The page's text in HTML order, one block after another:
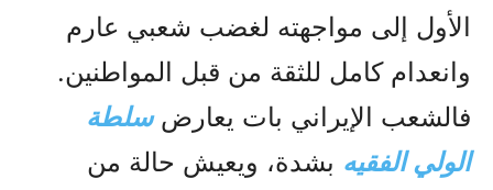
الأول إلى مواجهته لغضب شعبي عارم
وانعدام كامل للثقة من قبل المواطنين.
فالشعب الإيراني بات يعارضسلطة
الولي الفقيه بشدة، ويعيش حالة من